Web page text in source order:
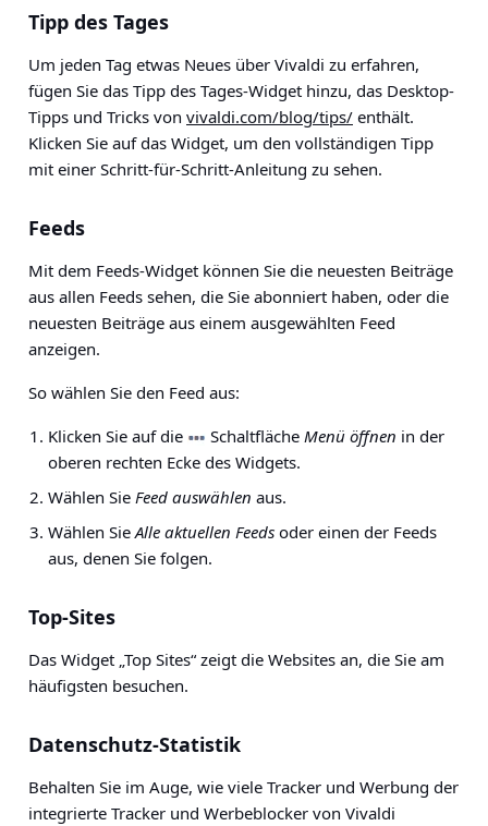
Tipp des Tages
Um jeden Tag etwas Neues über Vivaldi zu erfahren,
fügen Sie das Tipp des Tages-Widget hinzu, das Desktop-
Tipps und Tricks von vivaldi.com/blog/tips/ enthält.
Klicken Sie auf das Widget, um den vollständigen Tipp
mit einer Schritt-für-Schritt-Anleitung zu sehen.
Feeds
Mit dem Feeds-Widget können Sie die neuesten Beiträge
aus allen Feeds sehen, die Sie abonniert haben, oder die
neuesten Beiträge aus einem ausgewählten Feed
anzeigen.
So wählen Sie den Feed aus:
Klicken Sie auf die
Schaltfläche Menü öffnen in der
oberen rechten Ecke des Widgets.
Wählen Sie Feed auswählen aus.
Wählen Sie Alle aktuellen Feeds oder einen der Feeds
aus, denen Sie folgen.
Top-Sites
Das Widget „Top Sites“ zeigt die Websites an, die Sie am
häufigsten besuchen.
Datenschutz-Statistik
Behalten Sie im Auge, wie viele Tracker und Werbung der
integrierte Tracker und Werbeblocker von Vivaldi